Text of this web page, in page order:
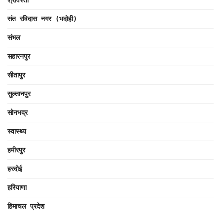
संत रविदास नगर (भदोही)
संभल
सहारनपुर
सीतापुर
सुल्तानपुर
सोनभद्र
स्वास्थ्य
हमीरपुर
हरदोई
हरियाणा
हिमाचल प्रदेश